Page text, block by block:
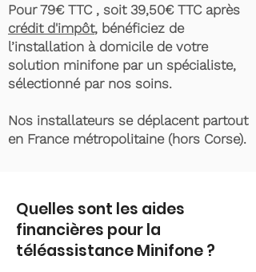
Pour 79€ TTC , soit 39,50€ TTC après
crédit d'impôt, bénéficiez de
l’installation à domicile de votre
solution minifone par un spécialiste,
sélectionné par nos soins.
Nos installateurs se déplacent partout
en France métropolitaine (hors Corse).
Quelles sont les aides
financières pour la
téléassistance Minifone ?